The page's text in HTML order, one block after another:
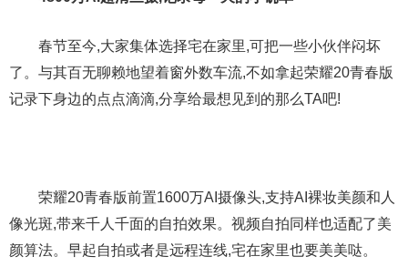
春节至今,大家集体选择宅在家里,可把一些小伙伴闷坏
了。与其百无聊赖地望着窗外数车流,不如拿起荣耀20青春版
记录下身边的点点滴滴,分享给最想见到的那么TA吧!
荣耀20青春版前置1600万AI摄像头,支持AI裸妆美颜和人
像光斑,带来千人千面的自拍效果。视频自拍同样也适配了美
颜算法。早起自拍或者是远程连线,宅在家里也要美美哒。